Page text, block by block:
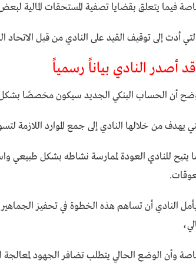
فيما يتعلق بقضايا تصفية المستحقات المالية لبعض
أدت إلى توقيف القيد على النادي من قبل الاتحاد
أصدر النادي بياناً رسمياً
أن الحساب البنكي الجديد سيكون مخصصًا
يهدف من خلالها النادي إلى جمع الموارد اللازمة
يتيح للنادي العودة لممارسة نشاطه بشكل طبيعي
النادي أن تساهم هذه الخطوة في تحفيز
وأن الوضع الحالي يتطلب تضافر الجهود لمعالجة